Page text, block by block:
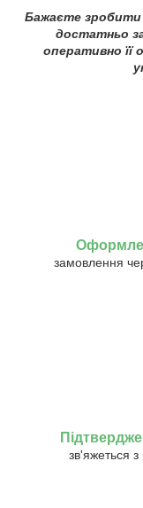
Бажаєте зробити
достатньо
оперативно її
замовлення
зв'яжеться